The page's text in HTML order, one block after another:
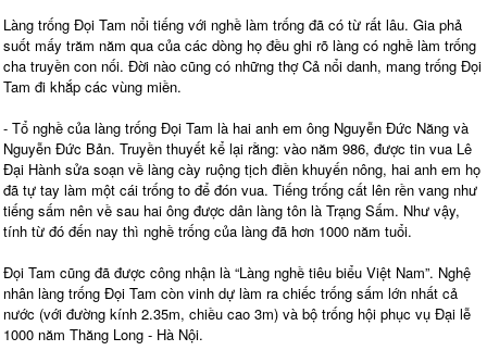
Làng trống Đọi Tam nổi tiếng với nghề làm trống đã có từ rất lâu. Gia phả
suốt mấy trăm năm qua của các dòng họ đều ghi rõ làng có nghề làm trống
cha truyền con nối. Đời nào cũng có những thợ Cả nổi danh, mang trống Đọi
Tam đi khắp các vùng miền.
- Tổ nghề của làng trống Đọi Tam là hai anh em ông Nguyễn Đức Năng và
Nguyễn Đức Bản. Truyền thuyết kể lại rằng: vào năm 986, được tin vua Lê
Đại Hành sửa soạn về làng cày ruộng tịch điền khuyến nông, hai anh em họ
đã tự tay làm một cái trống to để đón vua. Tiếng trống cất lên rền vang như
tiếng sấm nên về sau hai ông được dân làng tôn là Trạng Sấm. Như vậy,
tính từ đó đến nay thì nghề trống của làng đã hơn 1000 năm tuổi.
Đọi Tam cũng đã được công nhận là “Làng nghề tiêu biểu Việt Nam”. Nghệ
nhân làng trống Đọi Tam còn vinh dự làm ra chiếc trống sấm lớn nhất cả
nước (với đường kính 2.35m, chiều cao 3m) và bộ trống hội phục vụ Đại lễ
1000 năm Thăng Long - Hà Nội.